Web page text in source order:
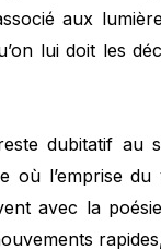
aux
lui doit les
dubitatif au
où l’emprise du
avec la